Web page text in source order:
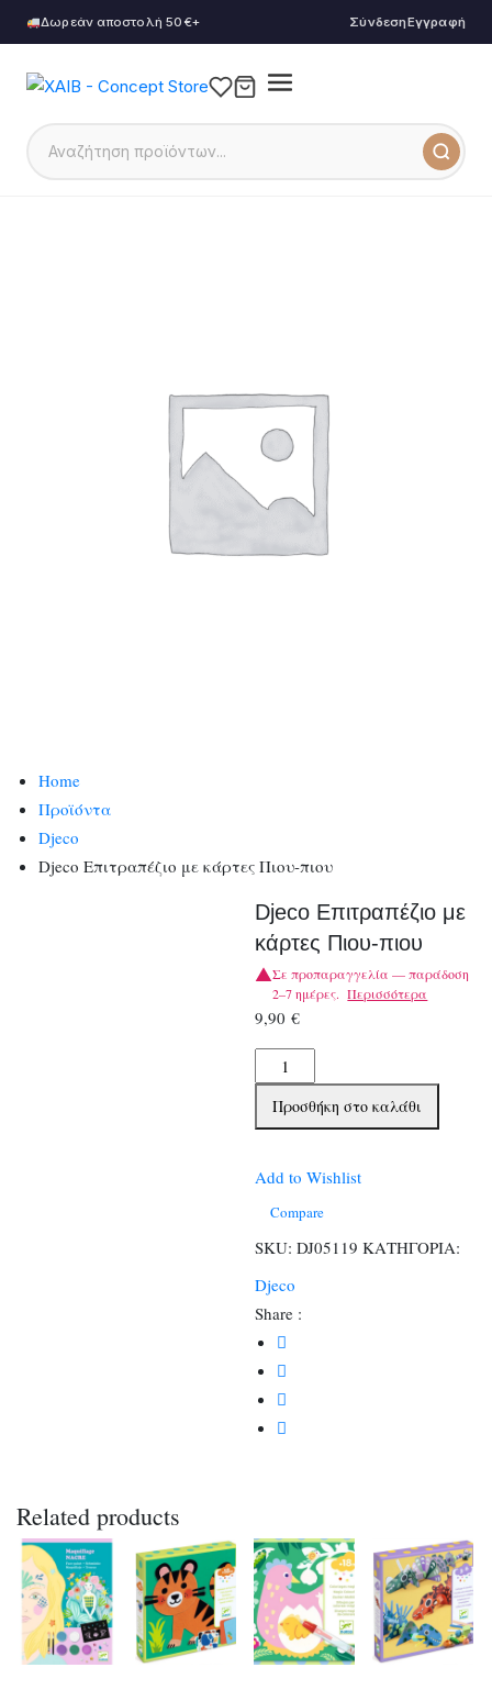
Δωρεάν αποστολή 50€+ ΣύνδεσηΕγγραφή
Home
Προϊόντα
Djeco
Djeco Επιτραπέζιο με κάρτες Πιου-πιου
Djeco Επιτραπέζιο με
κάρτες Πιου-πιου
Σε προπαραγγελία — παράδοση
2–7 ημέρες. Περισσότερα
9,90€
Djeco
Επιτραπέζιο
Πιου-
πιου
Προσθήκη στο καλάθι
Add to Wishlist
Compare
SKU: DJ05119 ΚΑΤΗΓΟΡΙΑ:
Djeco
Share :
Related products